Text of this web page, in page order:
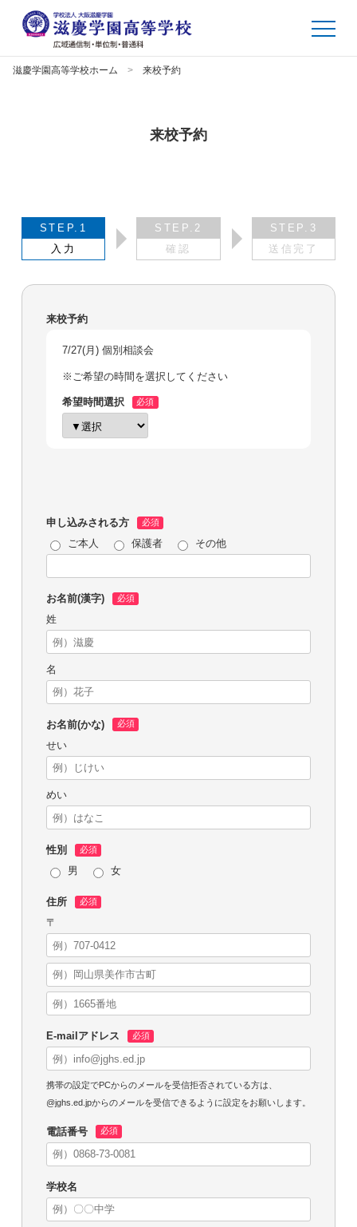
滋慶学園高等学校ホーム 来校予約
来校予約
STEP.1
入力
STEP.2
確認
STEP.3
送信完了
来校予約
7/27(月) 個別相談会
※ご希望の時間を選択してください
希望時間選択
申し込みされる方
ご本人
保護者 その他
お名前(漢字)
姓
名
お名前(かな)
せい
めい
性別
男
女
住所
〒
E-mailアドレス
携帯の設定でPCからのメールを受信拒否されている方は、
@jghs.ed.jpからのメールを受信できるように設定をお願いします。
電話番号
学校名